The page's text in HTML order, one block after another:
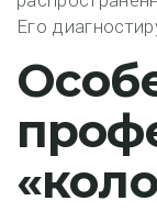
Его